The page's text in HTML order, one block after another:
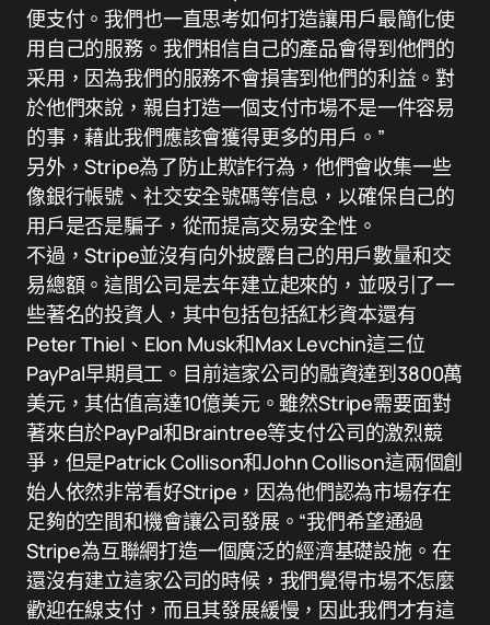
便支付。我們也一直思考如何打造讓用戶最簡化使
用自己的服務。我們相信自己的產品會得到他們的
采用，因為我們的服務不會損害到他們的利益。對
於他們來說，親自打造一個支付市場不是一件容易
的事，藉此我們應該會獲得更多的用戶。”
另外，Stripe為了防止欺詐行為，他們會收集一些
像銀行帳號、社交安全號碼等信息，以確保自己的
用戶是否是騙子，從而提高交易安全性。
不過，Stripe並沒有向外披露自己的用戶數量和交
易總額。這間公司是去年建立起來的，並吸引了一
些著名的投資人，其中包括包括紅杉資本還有
Peter Thiel、Elon Musk和Max Levchin這三位
PayPal早期員工。目前這家公司的融資達到3800萬
美元，其估值高達10億美元。雖然Stripe需要面對
著來自於PayPal和Braintree等支付公司的激烈競
爭，但是Patrick Collison和John Collison這兩個創
始人依然非常看好Stripe，因為他們認為市場存在
足夠的空間和機會讓公司發展。“我們希望通過
Stripe為互聯網打造一個廣泛的經濟基礎設施。在
還沒有建立這家公司的時候，我們覺得市場不怎麼
歡迎在線支付，而且其發展緩慢，因此我們才有這